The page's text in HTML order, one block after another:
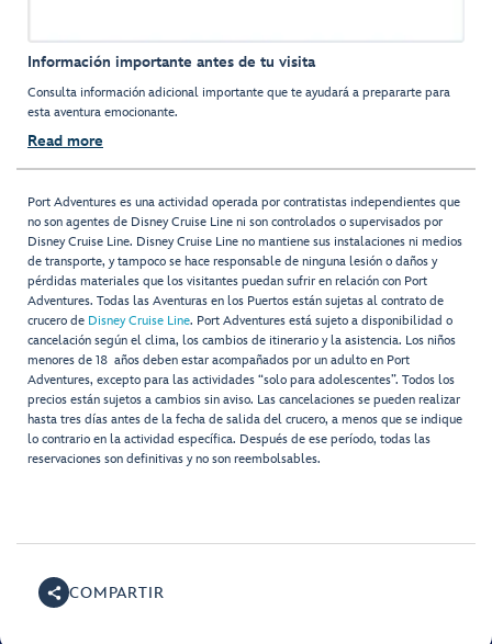
Información importante antes de tu visita
Consulta información adicional importante que te ayudará a prepararte para
esta aventura emocionante.
Read more
Port Adventures es una actividad operada por contratistas independientes que
no son agentes de Disney Cruise Line ni son controlados o supervisados por
Disney Cruise Line. Disney Cruise Line no mantiene sus instalaciones ni medios
de transporte, y tampoco se hace responsable de ninguna lesión o daños y
pérdidas materiales que los visitantes puedan sufrir en relación con Port
Adventures. Todas las Aventuras en los Puertos están sujetas al contrato de
crucero de Disney Cruise Line. Port Adventures está sujeto a disponibilidad o
cancelación según el clima, los cambios de itinerario y la asistencia. Los niños
menores de 18 años deben estar acompañados por un adulto en Port
Adventures, excepto para las actividades “solo para adolescentes”. Todos los
precios están sujetos a cambios sin aviso. Las cancelaciones se pueden realizar
hasta tres días antes de la fecha de salida del crucero, a menos que se indique
lo contrario en la actividad específica. Después de ese período, todas las
reservaciones son definitivas y no son reembolsables.
COMPARTIR